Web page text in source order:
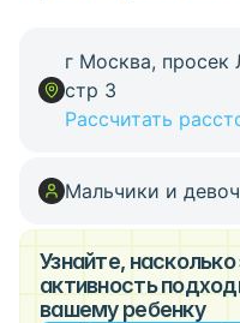
г Москва,
стр 3
Рассчитать
Мальчики и
Узнайте, насколько
активность
вашему ребенку